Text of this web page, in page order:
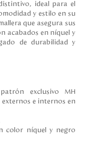
ideal para el
y estilo en su
que asegura sus
acabados en níquel y
de durabilidad y
exclusivo MH
externos e internos en
color níquel y negro